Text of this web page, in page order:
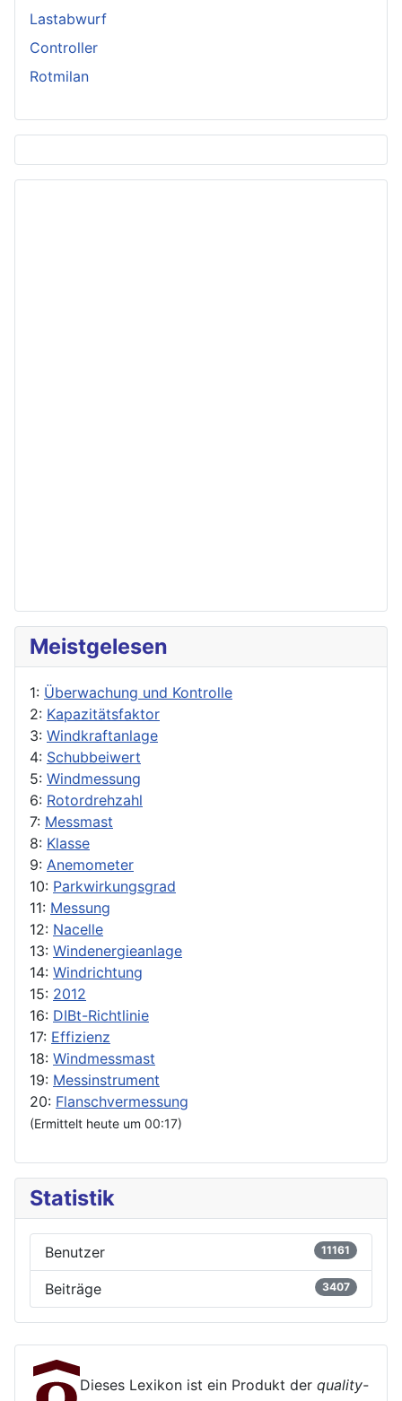
Lastabwurf
Controller
Rotmilan
Meistgelesen
1: Überwachung und Kontrolle
2: Kapazitätsfaktor
3: Windkraftanlage
4: Schubbeiwert
5: Windmessung
6: Rotordrehzahl
7: Messmast
8: Klasse
9: Anemometer
10: Parkwirkungsgrad
11: Messung
12: Nacelle
13: Windenergieanlage
14: Windrichtung
15: 2012
16: DIBt-Richtlinie
17: Effizienz
18: Windmessmast
19: Messinstrument
20: Flanschvermessung
(Ermittelt heute um 00:17)
Statistik
Benutzer 11161
Beiträge 3407
Dieses Lexikon ist ein Produkt der quality-